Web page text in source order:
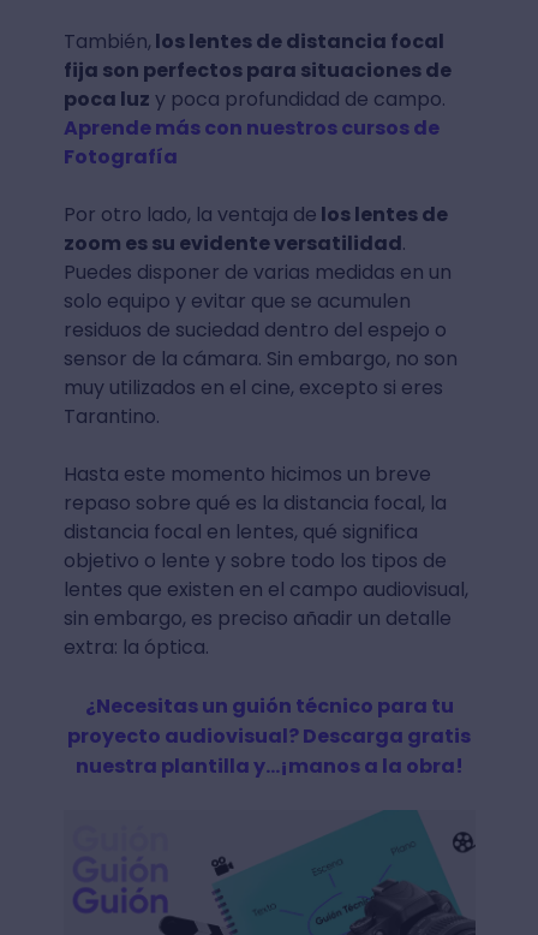
También, los lentes de distancia focal
fija son perfectos para situaciones de
poca luz y poca profundidad de campo.
Aprende más con nuestros cursos de
Fotografía
Por otro lado, la ventaja de los lentes de
zoom es su evidente versatilidad.
Puedes disponer de varias medidas en un
solo equipo y evitar que se acumulen
residuos de suciedad dentro del espejo o
sensor de la cámara. Sin embargo, no son
muy utilizados en el cine, excepto si eres
Tarantino.
Hasta este momento hicimos un breve
repaso sobre qué es la distancia focal, la
distancia focal en lentes, qué significa
objetivo o lente y sobre todo los tipos de
lentes que existen en el campo audiovisual,
sin embargo, es preciso añadir un detalle
extra: la óptica.
¿Necesitas un guión técnico para tu
proyecto audiovisual? Descarga gratis
nuestra plantilla y...¡manos a la obra!